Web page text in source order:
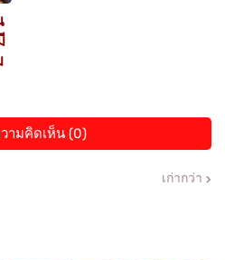
ามคิดเห็น (0)
เก่ากว่า